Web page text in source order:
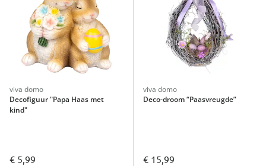
viva domo
Decofiguur "Papa Haas met
kind"
€ 5,99
viva domo
Deco-droom “Paasvreugde”
€ 15,99